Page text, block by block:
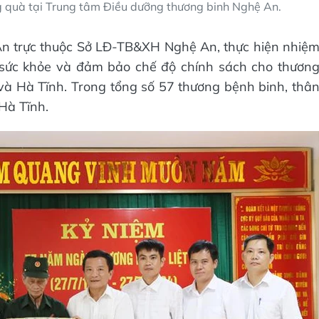
tại Trung tâm Điều dưỡng thương binh Nghệ An.
trực thuộc Sở LĐ-TB&XH Nghệ An, thực hiện nhiệm
khỏe và đảm bảo chế độ chính sách cho thương
Hà Tĩnh. Trong tổng số 57 thương bệnh binh, thân
Tĩnh.